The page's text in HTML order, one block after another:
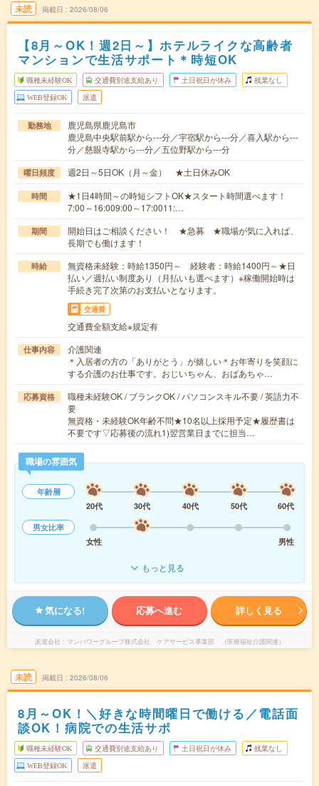
未読 掲載日 2026/08/06
【8月～OK！週2日～】ホテルライクな高齢者
マンションで生活サポート＊時短OK
職種未経験OK 交通費別途支給あり 土日祝日が休み 残業なし
WEB登録OK 派遣
勤務地
鹿児島県鹿児島市
鹿児島中央駅前駅から---分／宇宿駅から---分／喜入駅から---
分／慈眼寺駅から---分／五位野駅から---分
曜日頻度 週2日～5日OK（月～金） ★土日休みOK
時間
★1日4時間～の時短シフトOK★スタート時間選べます！
7:00～16:009:00～17:0011:…
期間
開始日はご相談ください！ ★急募 ★職場が気に入れば、
長期でも働けます！
時給
無資格未経験：時給1350円～ 経験者：時給1400円～★日
払い／週払い制度あり（月払いも選べます）※稼働開始時は
手続き完了次第のお支払いとなります。
交通費
交通費全額支給※規定有
仕事内容
介護関連
＊入居者の方の「ありがとう」が嬉しい＊お年寄りを笑顔に
する介護のお仕事です。おじいちゃん、おばあちゃ…
応募資格
職種未経験OK / ブランクOK / パソコンスキル不要 / 英語力不
要
無資格・未経験OK年齢不問★10名以上採用予定★履歴書は
不要です▽応募後の流れ1)翌営業日までに担当…
職場の雰囲気
年齢層
20代
30代 40代 50代
60代
男女比率
女性
男性
もっと見る
気になる! 応募へ進む 詳しく見る
派遣会社 マンパワーグループ株式会社 ケアサービス事業部 （医療福祉介護関連）
未読 掲載日 2026/08/06
8月～OK！＼好きな時間曜日で働ける／電話面
談OK！病院での生活サポ
職種未経験OK 交通費別途支給あり 土日祝日が休み 残業なし
WEB登録OK 派遣